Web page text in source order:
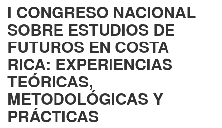
I CONGRESO NACIONAL
SOBRE ESTUDIOS DE
FUTUROS EN COSTA
RICA: EXPERIENCIAS
TEÓRICAS,
METODOLÓGICAS Y
PRÁCTICAS